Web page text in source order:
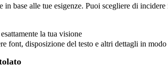
in base alle tue esigenze. Puoi scegliere di
la tua visione
font, disposizione del testo e altri dettagli in